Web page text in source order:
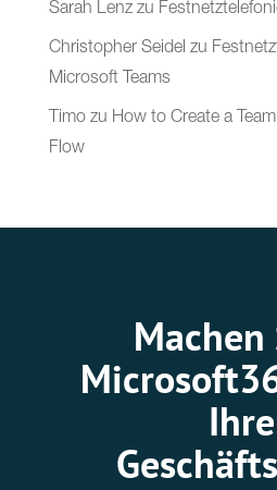
Sarah Lenzzu
Christopher Seidel zu
Microsoft Teams
Timozu How to Create a
Flow